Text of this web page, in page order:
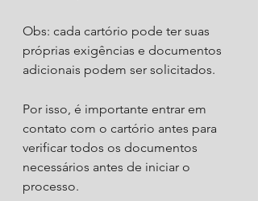
Obs: cada cartório pode ter suas
próprias exigências e documentos
adicionais podem ser solicitados.
Por isso, é importante entrar em
contato com o cartório antes para
verificar todos os documentos
necessários antes de iniciar o
processo.